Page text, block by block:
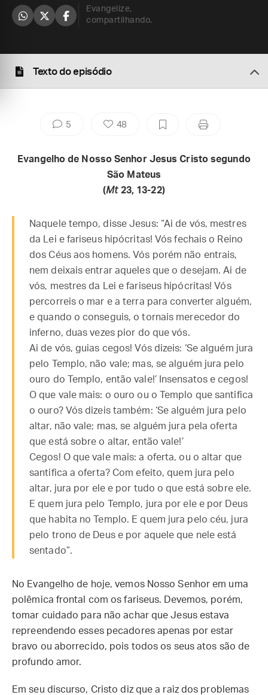
Evangelize,
compartilhando.
Texto do episódio
5 48
Evangelho de Nosso Senhor Jesus Cristo segundo
São Mateus
(Mt 23, 13-22)
Naquele tempo, disse Jesus: “Ai de vós, mestres
da Lei e fariseus hipócritas! Vós fechais o Reino
dos Céus aos homens. Vós porém não entrais,
nem deixais entrar aqueles que o desejam. Ai de
vós, mestres da Lei e fariseus hipócritas! Vós
percorreis o mar e a terra para converter alguém,
e quando o conseguis, o tornais merecedor do
inferno, duas vezes pior do que vós.
Ai de vós, guias cegos! Vós dizeis: ‘Se alguém jura
pelo Templo, não vale; mas, se alguém jura pelo
ouro do Templo, então vale!’ Insensatos e cegos!
O que vale mais: o ouro ou o Templo que santifica
o ouro? Vós dizeis também: ‘Se alguém jura pelo
altar, não vale; mas, se alguém jura pela oferta
que está sobre o altar, então vale!’
Cegos! O que vale mais: a oferta, ou o altar que
santifica a oferta? Com efeito, quem jura pelo
altar, jura por ele e por tudo o que está sobre ele.
E quem jura pelo Templo, jura por ele e por Deus
que habita no Templo. E quem jura pelo céu, jura
pelo trono de Deus e por aquele que nele está
sentado”.
No Evangelho de hoje, vemos Nosso Senhor em uma
polêmica frontal com os fariseus. Devemos, porém,
tomar cuidado para não achar que Jesus estava
repreendendo esses pecadores apenas por estar
bravo ou aborrecido, pois todos os seus atos são de
profundo amor.
Em seu discurso, Cristo diz que a raiz dos problemas